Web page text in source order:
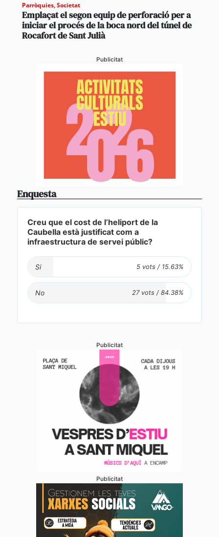
Parròquies,Societat
Emplaçat el segon equip de perforació per a
iniciar el procés de la boca nord del túnel de
Rocafort de Sant Julià
Publicitat
Enquesta
Creu que el cost de l’heliport de la
Caubella està justificat com a
infraestructura de servei públic?
Si
No
Publicitat
Publicitat